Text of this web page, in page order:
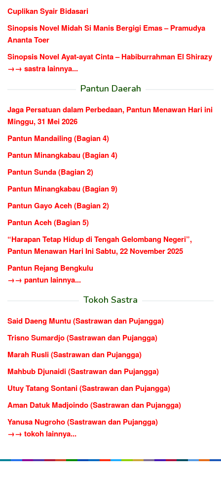
Cuplikan Syair Bidasari
Sinopsis Novel Midah Si Manis Bergigi Emas – Pramudya
Ananta Toer
Sinopsis Novel Ayat-ayat Cinta – Habiburrahman El Shirazy
→→ sastra lainnya...
Pantun Daerah
Jaga Persatuan dalam Perbedaan, Pantun Menawan Hari ini
Minggu, 31 Mei 2026
Pantun Mandailing (Bagian 4)
Pantun Minangkabau (Bagian 4)
Pantun Sunda (Bagian 2)
Pantun Minangkabau (Bagian 9)
Pantun Gayo Aceh (Bagian 2)
Pantun Aceh (Bagian 5)
“Harapan Tetap Hidup di Tengah Gelombang Negeri”,
Pantun Menawan Hari Ini Sabtu, 22 November 2025
Pantun Rejang Bengkulu
→→ pantun lainnya...
Tokoh Sastra
Said Daeng Muntu (Sastrawan dan Pujangga)
Trisno Sumardjo (Sastrawan dan Pujangga)
Marah Rusli (Sastrawan dan Pujangga)
Mahbub Djunaidi (Sastrawan dan Pujangga)
Utuy Tatang Sontani (Sastrawan dan Pujangga)
Aman Datuk Madjoindo (Sastrawan dan Pujangga)
Yanusa Nugroho (Sastrawan dan Pujangga)
→→ tokoh lainnya...